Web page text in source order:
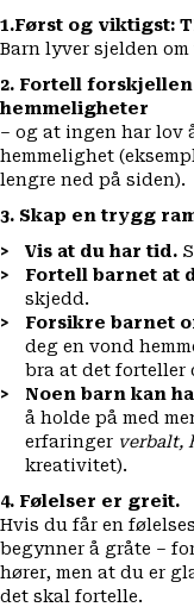
1.Først og viktigst:
Barn lyver sjelden
2. Fortell
hemmeligheter
– og at ingen har lov
hemmelighet
lengre ned på siden).
3. Skap en trygg
Vis at du har tid.
Fortell barnet at
skjedd.
Forsikre barnet
deg en vond
bra at det forteller
Noen barn kan
å holde på med
erfaringer verbalt,
kreativitet).
4. Følelser er greit.
Hvis du får en
begynner å gråte –
hører, men at du er
det skal fortelle.